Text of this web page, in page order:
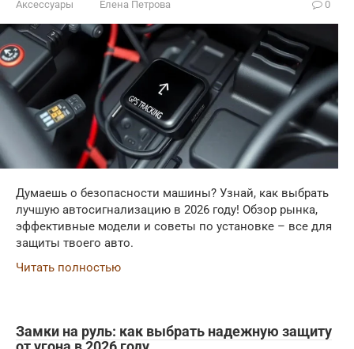
Аксессуары Елена Петрова 0
Думаешь о безопасности машины? Узнай, как выбрать
лучшую автосигнализацию в 2026 году! Обзор рынка,
эффективные модели и советы по установке – все для
защиты твоего авто.
Читать полностью
Замки на руль: как выбрать надежную защиту